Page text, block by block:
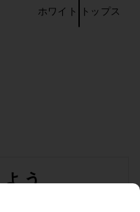
ホワイト トップス
よう